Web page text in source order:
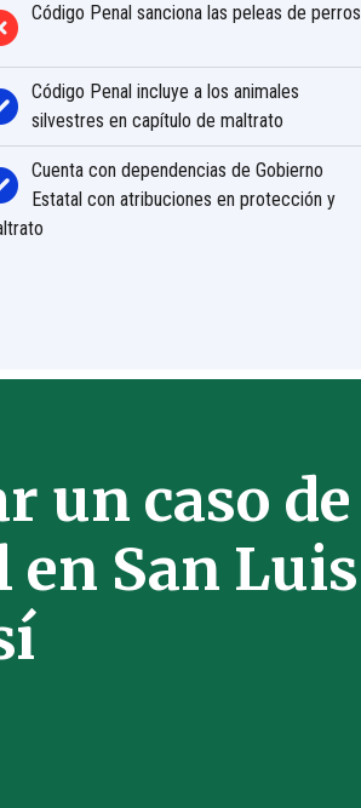
Código Penal sanciona las peleas de perros
Código Penal incluye a los animales
silvestres en capítulo de maltrato
Cuenta con dependencias de Gobierno
Estatal con atribuciones en protección y
un caso de
San Luis